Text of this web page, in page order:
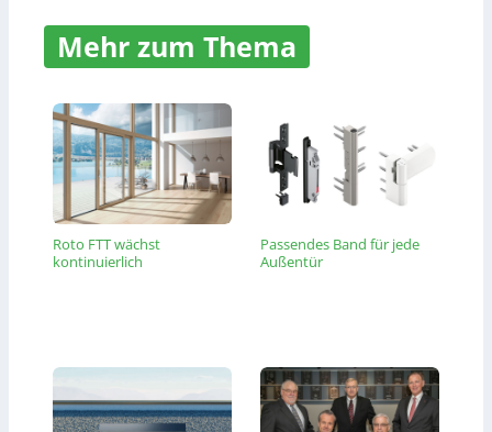
Mehr zum Thema
Roto FTT wächst
kontinuierlich
Passendes Band für jede
Außentür